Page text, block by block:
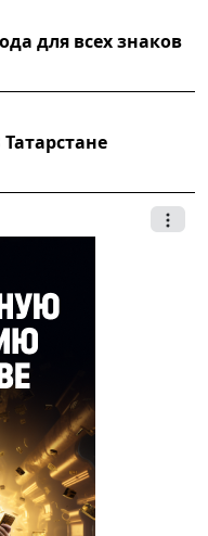
для всех знаков